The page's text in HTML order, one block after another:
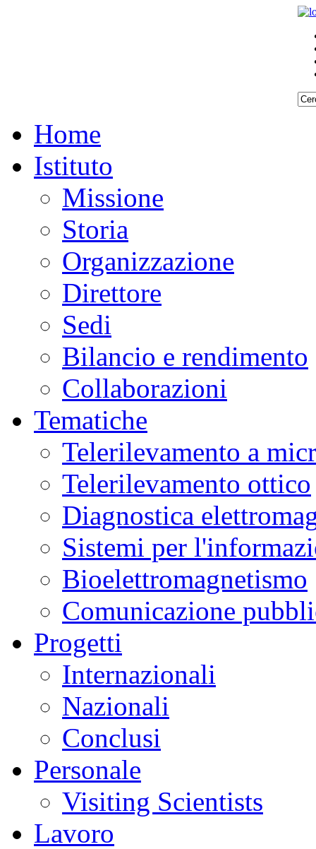
Home
Istituto
Missione
Storia
Organizzazione
Direttore
Sedi
Bilancio e rendimento
Collaborazioni
Tematiche
Telerilevamento a
Telerilevamento ottico
Diagnostica
Sistemi per
Bioelettromagnetismo
Comunicazione
Progetti
Internazionali
Nazionali
Conclusi
Personale
Visiting Scientists
Lavoro